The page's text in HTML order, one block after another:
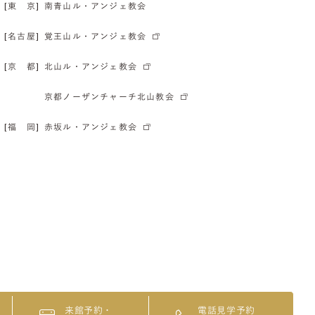
[東 京] 南青山ル・アンジェ教会
[名古屋] 覚王山ル・アンジェ教会
[京 都] 北山ル・アンジェ教会
京都ノーザンチャーチ北山教会
[福 岡] 赤坂ル・アンジェ教会
来館予約・ 電話見学予約